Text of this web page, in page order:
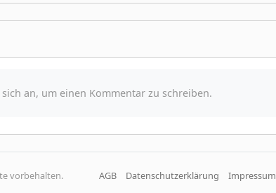
an, um einen Kommentar zu schreiben.
vorbehalten. AGB Datenschutzerklärung Impressum